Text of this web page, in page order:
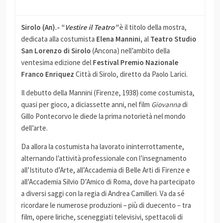
Sirolo (An).- “Vestire il Teatro”è il titolo della mostra,
dedicata alla costumista Elena Mannini, al Teatro Studio
San Lorenzo di Sirolo (Ancona) nell’ambito della
ventesima edizione del Festival Premio Nazionale
Franco Enriquez Città di Sirolo, diretto da Paolo Larici.
Il debutto della Mannini (Firenze, 1938) come costumista,
quasi per gioco, a diciassette anni, nel film Giovannadi
Gillo Pontecorvo le diede la prima notorietà nel mondo
dell’arte.
Da allora la costumista ha lavorato ininterrottamente,
alternando l’attività professionale con l’insegnamento
all’Istituto d’Arte, all’Accademia di Belle Arti di Firenze e
all’Accademia Silvio D’Amico di Roma, dove ha partecipato
a diversi saggi con la regia di Andrea Camilleri. Va da sé
ricordare le numerose produzioni – più di duecento – tra
film, opere liriche, sceneggiati televisivi, spettacoli di